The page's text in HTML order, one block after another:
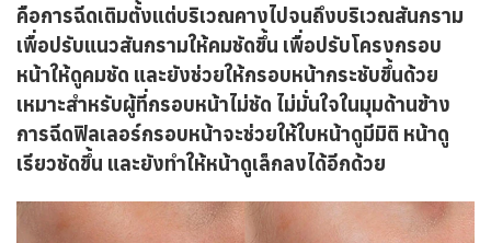
คือการฉีดเติมตั้งแต่บริเวณคางไปจนถึงบริเวณสันกราม
เพื่อปรับแนวสันกรามให้คมชัดขึ้น เพื่อปรับโครงกรอบ
หน้าให้ดูคมชัด และยังช่วยให้กรอบหน้ากระชับขึ้นด้วย
เหมาะสำหรับผู้ที่กรอบหน้าไม่ชัด ไม่มั่นใจในมุมด้านข้าง
การฉีดฟิลเลอร์กรอบหน้าจะช่วยให้ใบหน้าดูมีมิติ หน้าดู
เรียวชัดขึ้น และยังทำให้หน้าดูเล็กลงได้อีกด้วย